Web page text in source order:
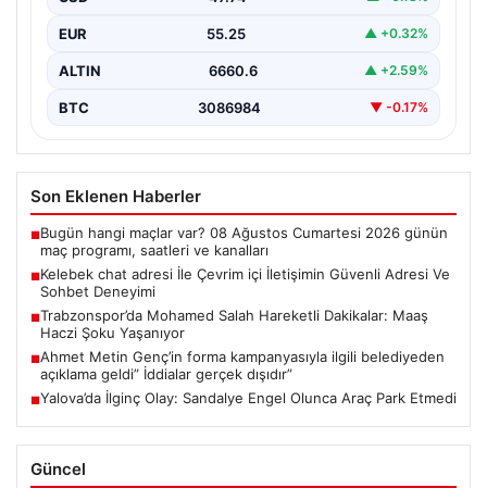
EUR 55.25 ▲ +0.32%
ALTIN 6660.6 ▲ +2.59%
BTC 3086984 ▼ -0.17%
Son Eklenen Haberler
■Bugün hangi maçlar var? 08 Ağustos Cumartesi 2026 günün
maç programı, saatleri ve kanalları
■Kelebek chat adresi İle Çevrim içi İletişimin Güvenli Adresi Ve
Sohbet Deneyimi
■Trabzonspor’da Mohamed Salah Hareketli Dakikalar: Maaş
Haczi Şoku Yaşanıyor
■Ahmet Metin Genç’in forma kampanyasıyla ilgili belediyeden
açıklama geldi” İddialar gerçek dışıdır”
■Yalova’da İlginç Olay: Sandalye Engel Olunca Araç Park Etmedi
Güncel